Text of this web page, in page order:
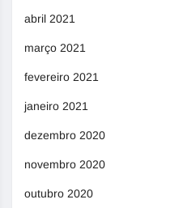
abril 2021
março 2021
fevereiro 2021
janeiro 2021
dezembro 2020
novembro 2020
outubro 2020